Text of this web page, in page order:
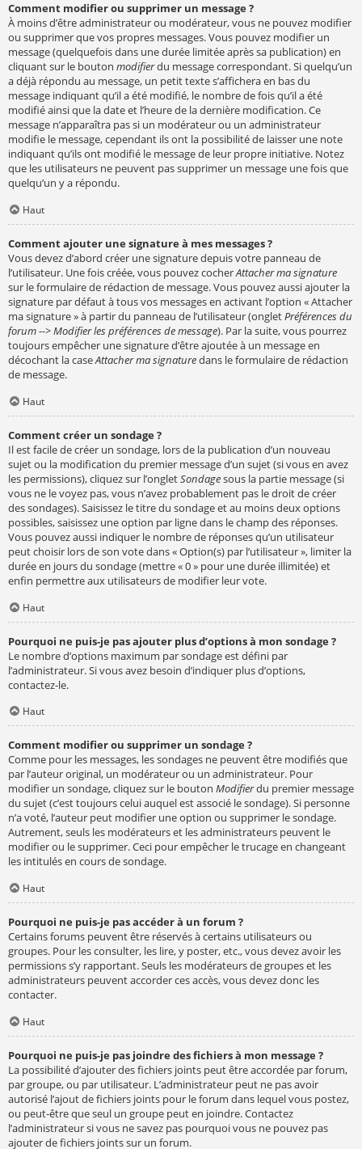
Comment modifier ou supprimer un message ?
À moins d’être administrateur ou modérateur, vous ne pouvez modifier
ou supprimer que vos propres messages. Vous pouvez modifier un
message (quelquefois dans une durée limitée après sa publication) en
cliquant sur le bouton modifierdu message correspondant. Si quelqu’un
a déjà répondu au message, un petit texte s’affichera en bas du
message indiquant qu’il a été modifié, le nombre de fois qu’il a été
modifié ainsi que la date et l’heure de la dernière modification. Ce
message n’apparaîtra pas si un modérateur ou un administrateur
modifie le message, cependant ils ont la possibilité de laisser une note
indiquant qu’ils ont modifié le message de leur propre initiative. Notez
que les utilisateurs ne peuvent pas supprimer un message une fois que
quelqu’un y a répondu.
Haut
Comment ajouter une signature à mes messages ?
Vous devez d’abord créer une signature depuis votre panneau de
l’utilisateur. Une fois créée, vous pouvez cocherAttacher ma signature
sur le formulaire de rédaction de message. Vous pouvez aussi ajouter la
signature par défaut à tous vos messages en activant l’option « Attacher
ma signature » à partir du panneau de l’utilisateur (ongletPréférences du
forum --> Modifier les préférences de message). Par la suite, vous pourrez
toujours empêcher une signature d’être ajoutée à un message en
décochant la caseAttacher ma signaturedans le formulaire de rédaction
de message.
Haut
Comment créer un sondage ?
Il est facile de créer un sondage, lors de la publication d’un nouveau
sujet ou la modification du premier message d’un sujet (si vous en avez
les permissions), cliquez sur l’ongletSondagesous la partie message (si
vous ne le voyez pas, vous n’avez probablement pas le droit de créer
des sondages). Saisissez le titre du sondage et au moins deux options
possibles, saisissez une option par ligne dans le champ des réponses.
Vous pouvez aussi indiquer le nombre de réponses qu’un utilisateur
peut choisir lors de son vote dans « Option(s) par l’utilisateur », limiter la
durée en jours du sondage (mettre « 0 » pour une durée illimitée) et
enfin permettre aux utilisateurs de modifier leur vote.
Haut
Pourquoi ne puis-je pas ajouter plus d’options à mon sondage ?
Le nombre d’options maximum par sondage est défini par
l’administrateur. Si vous avez besoin d’indiquer plus d’options,
contactez-le.
Haut
Comment modifier ou supprimer un sondage ?
Comme pour les messages, les sondages ne peuvent être modifiés que
par l’auteur original, un modérateur ou un administrateur. Pour
modifier un sondage, cliquez sur le bouton Modifierdu premier message
du sujet (c’est toujours celui auquel est associé le sondage). Si personne
n’a voté, l’auteur peut modifier une option ou supprimer le sondage.
Autrement, seuls les modérateurs et les administrateurs peuvent le
modifier ou le supprimer. Ceci pour empêcher le trucage en changeant
les intitulés en cours de sondage.
Haut
Pourquoi ne puis-je pas accéder à un forum ?
Certains forums peuvent être réservés à certains utilisateurs ou
groupes. Pour les consulter, les lire, y poster, etc., vous devez avoir les
permissions s’y rapportant. Seuls les modérateurs de groupes et les
administrateurs peuvent accorder ces accès, vous devez donc les
contacter.
Haut
Pourquoi ne puis-je pas joindre des fichiers à mon message ?
La possibilité d’ajouter des fichiers joints peut être accordée par forum,
par groupe, ou par utilisateur. L’administrateur peut ne pas avoir
autorisé l’ajout de fichiers joints pour le forum dans lequel vous postez,
ou peut-être que seul un groupe peut en joindre. Contactez
l’administrateur si vous ne savez pas pourquoi vous ne pouvez pas
ajouter de fichiers joints sur un forum.